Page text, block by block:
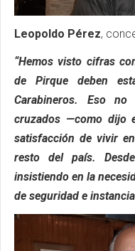
Leopoldo Pérez,
“Hemos visto cifras
de Pirque deben
Carabineros. Eso
cruzados —como dijo
satisfacción de vivir
resto del país.
insistiendo en la
de seguridad e